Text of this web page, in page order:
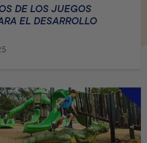
DE LOS JUEGOS
EL DESARROLLO